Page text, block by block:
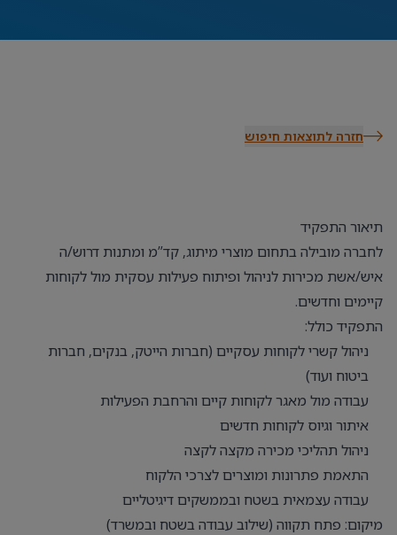
חזרה לתוצאות חיפוש
תיאור התפקיד
לחברה מובילה בתחום מוצרי מיתוג, קד”מ ומתנות דרוש/ה
איש/אשת מכירות לניהול ופיתוח פעילות עסקית מול לקוחות
קיימים וחדשים.
התפקיד כולל:
ניהול קשרי לקוחות עסקיים (חברות הייטק, בנקים, חברות
ביטוח ועוד)
עבודה מול מאגר לקוחות קיים והרחבת הפעילות
איתור וגיוס לקוחות חדשים
ניהול תהליכי מכירה מקצה לקצה
התאמת פתרונות ומוצרים לצרכי הלקוח
עבודה עצמאית בשטח ובממשקים דיגיטליים
מיקום: פתח תקווה (שילוב עבודה בשטח ובמשרד)